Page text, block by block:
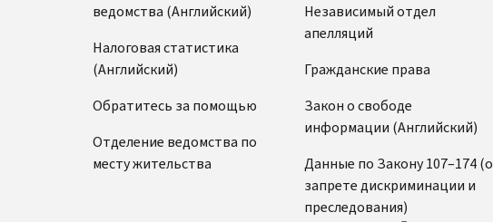
ведомства (Английский)
Налоговая статистика
(Английский)
Обратитесь за помощью
Отделение ведомства по
месту жительства
Независимый отдел
апелляций
Гражданские права
Закон о свободе
информации (Английский)
Данные по Закону 107–174 (о
запрете дискриминации и
преследования)